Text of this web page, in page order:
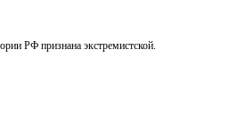
РФ признана экстремистской.